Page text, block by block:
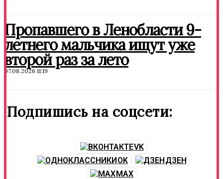
Пропавшего в Ленобласти 9-
летнего мальчика ищут уже
второй раз за лето
07.08.2026 11:19
Подпишись на соцсети:
VK
OK
ДЗЕН
MAX